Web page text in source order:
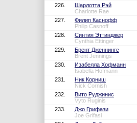
226.
Шарлотта Рэй
Charlotte Rae
227.
Филип Каснофф
Philip Casnoff
228.
Синтия Эттинджер
Cynthia Ettinger
229.
Брент Дженнингс
Brent Jennings
230.
Изабелла Хофманн
Isabella Hofmann
231.
Ник Корниш
Nick Cornish
232.
Вито Руджинис
Vyto Ruginis
233.
Джо Грифази
Joe Grifasi